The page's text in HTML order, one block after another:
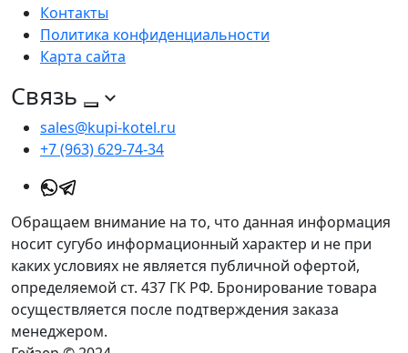
Контакты
Политика конфиденциальности
Карта сайта
Связь
sales@kupi-kotel.ru
+7 (963) 629-74-34
Обращаем внимание на то, что данная информация
носит сугубо информационный характер и не при
каких условиях не является публичной офертой,
определяемой ст. 437 ГК РФ. Бронирование товара
осуществляется после подтверждения заказа
менеджером.